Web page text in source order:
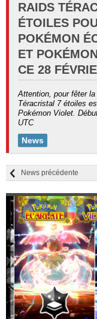
RAIDS
ÉTOILES
POKÉMON
ET
CE 28
Attention, pour fêter
Téracristal 7 étoiles
Pokémon Violet.
UTC
News
News précédente